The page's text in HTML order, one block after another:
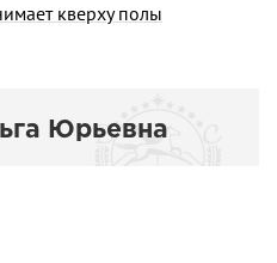
кверху полы
Юрьевна